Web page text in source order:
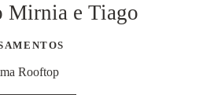
Mirnia e Tiago
Rooftop